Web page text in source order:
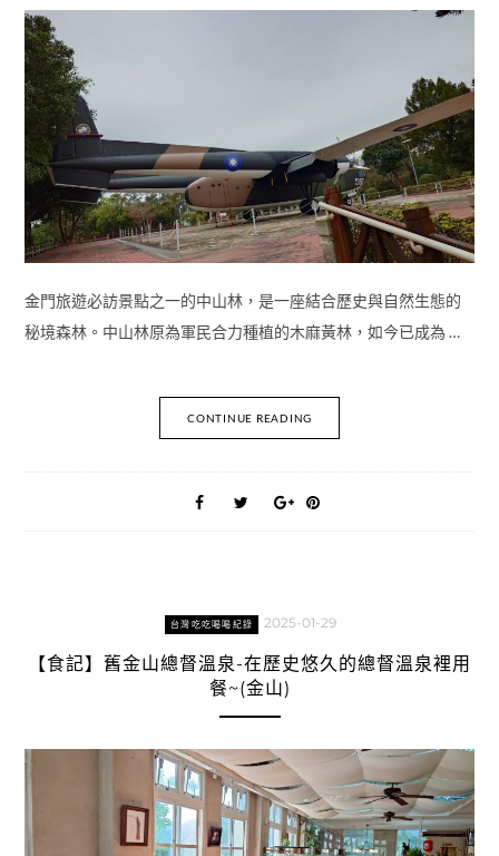
金門旅遊必訪景點之一的中山林，是一座結合歷史與自然生態的
秘境森林。中山林原為軍民合力種植的木麻黃林，如今已成為 …
CONTINUE READING
台灣吃吃喝喝紀錄 2025-01-29
【食記】舊金山總督溫泉-在歷史悠久的總督溫泉裡用
餐~(金山)